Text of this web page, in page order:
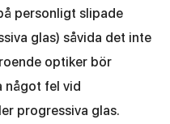
personligt slipade
glas) såvida det inte
optiker bör
något fel vid
progressiva glas.